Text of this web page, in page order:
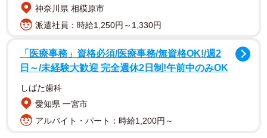
神奈川県 相模原市
派遣社員：時給1,250円～1,330円
「医療事務」資格必須/医療事務/無資格OK!/週2
日～/未経験大歓迎 完全週休2日制!午前中のみOK
しばた歯科
愛知県 一宮市
アルバイト・パート：時給1,200円～